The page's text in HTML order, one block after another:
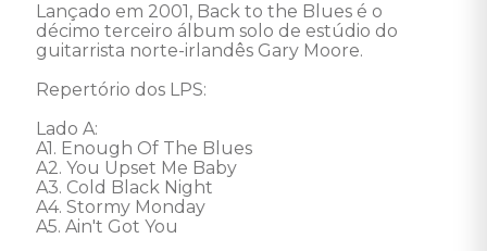
Lançado em 2001, Back to the Blues é o
décimo terceiro álbum solo de estúdio do
guitarrista norte-irlandês Gary Moore.
Repertório dos LPS:
Lado A:
A1. Enough Of The Blues
A2. You Upset Me Baby
A3. Cold Black Night
A4. Stormy Monday
A5. Ain't Got You